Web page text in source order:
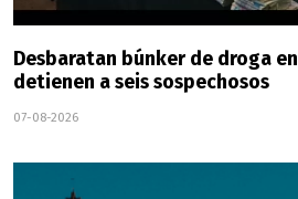
Desbaratan búnker de droga
detienen a seis sospechosos
07-08-2026